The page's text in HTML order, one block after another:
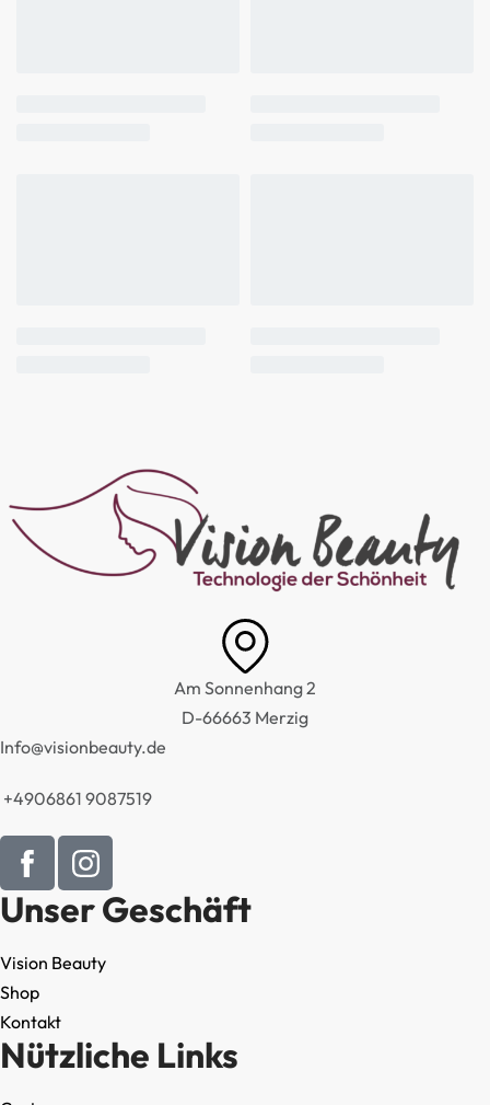
Am Sonnenhang 2
D-66663 Merzig
Info@visionbeauty.de
+4906861 9087519
Unser Geschäft
Vision Beauty
Shop
Kontakt
Nützliche Links